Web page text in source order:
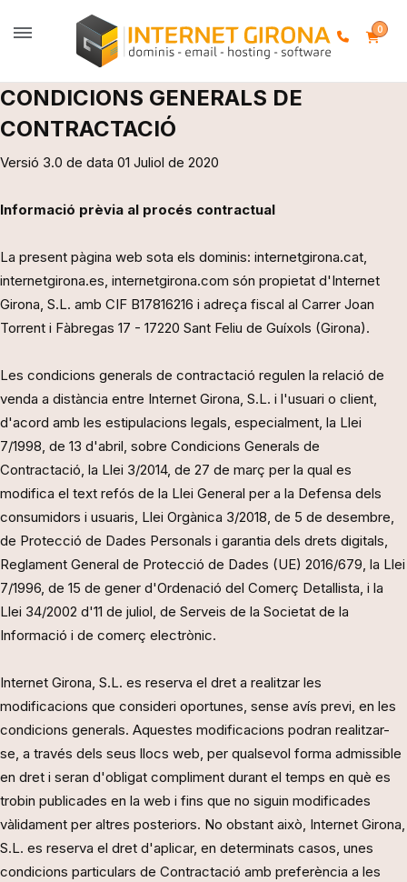
0
CONDICIONS GENERALS DE
CONTRACTACIÓ
Versió 3.0 de data 01 Juliol de 2020
Informació prèvia al procés contractual
La present pàgina web sota els dominis: internetgirona.cat,
internetgirona.es, internetgirona.com són propietat d'Internet
Girona, S.L. amb CIF B17816216 i adreça fiscal al Carrer Joan
Torrent i Fàbregas 17 - 17220 Sant Feliu de Guíxols (Girona).
Les condicions generals de contractació regulen la relació de
venda a distància entre Internet Girona, S.L. i l'usuari o client,
d'acord amb les estipulacions legals, especialment, la Llei
7/1998, de 13 d'abril, sobre Condicions Generals de
Contractació, la Llei 3/2014, de 27 de març per la qual es
modifica el text refós de la Llei General per a la Defensa dels
consumidors i usuaris, Llei Orgànica 3/2018, de 5 de desembre,
de Protecció de Dades Personals i garantia dels drets digitals,
Reglament General de Protecció de Dades (UE) 2016/679, la Llei
7/1996, de 15 de gener d'Ordenació del Comerç Detallista, i la
Llei 34/2002 d'11 de juliol, de Serveis de la Societat de la
Informació i de comerç electrònic.
Internet Girona, S.L. es reserva el dret a realitzar les
modificacions que consideri oportunes, sense avís previ, en les
condicions generals. Aquestes modificacions podran realitzar-
se, a través dels seus llocs web, per qualsevol forma admissible
en dret i seran d'obligat compliment durant el temps en què es
trobin publicades en la web i fins que no siguin modificades
vàlidament per altres posteriors. No obstant això, Internet Girona,
S.L. es reserva el dret d'aplicar, en determinats casos, unes
condicions particulars de Contractació amb preferència a les